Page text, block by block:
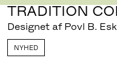
TRADITION
Designet af Povl B.
NYHED